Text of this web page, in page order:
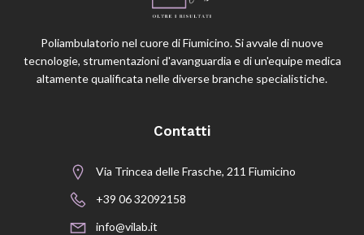
Poliambulatorio nel cuore di Fiumicino. Si avvale di nuove
tecnologie, strumentazioni d'avanguardia e di un'equipe medica
altamente qualificata nelle diverse branche specialistiche.
Contatti
Via Trincea delle Frasche, 211 Fiumicino
+39 06 32092158
info@vilab.it